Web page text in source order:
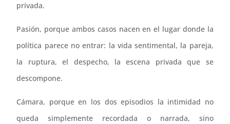
privada.
Pasión, porque ambos casos nacen en el lugar donde la
política parece no entrar: la vida sentimental, la pareja,
la ruptura, el despecho, la escena privada que se
descompone.
Cámara, porque en los dos episodios la intimidad no
queda simplemente recordada o narrada, sino